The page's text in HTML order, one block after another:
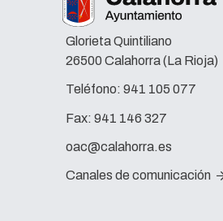
Glorieta Quintiliano
26500 Calahorra (La Rioja)
Teléfono: 941 105 077
Fax: 941 146 327
oac@calahorra.es
Canales de comunicación